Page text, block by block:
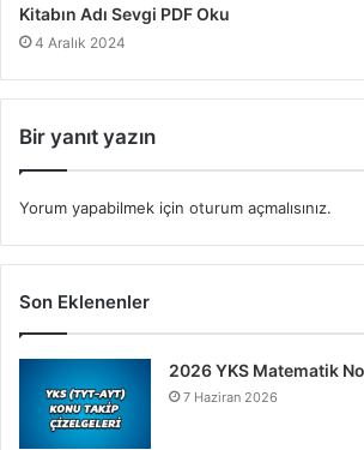
Kitabın Adı Sevgi PDF Oku
4 Aralık 2024
Bir yanıt yazın
Yorum yapabilmek için oturum açmalısınız.
Son Eklenenler
2026 YKS Matematik
7 Haziran 2026